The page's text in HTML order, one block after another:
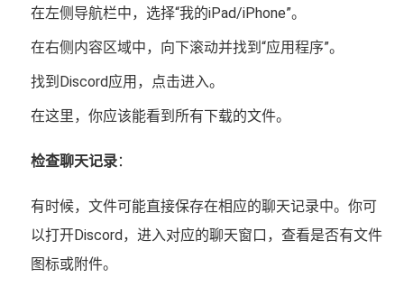
在左侧导航栏中，选择“我的iPad/iPhone”。
在右侧内容区域中，向下滚动并找到“应用程序”。
找到Discord应用，点击进入。
在这里，你应该能看到所有下载的文件。
检查聊天记录：
有时候，文件可能直接保存在相应的聊天记录中。你可
以打开Discord，进入对应的聊天窗口，查看是否有文件
图标或附件。